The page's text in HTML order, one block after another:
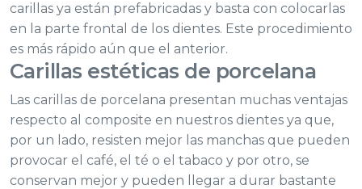
carillas ya están prefabricadas y basta con colocarlas
en la parte frontal de los dientes. Este procedimiento
es más rápido aún que el anterior.
Carillas estéticas de porcelana
Las carillas de porcelana presentan muchas ventajas
respecto al composite en nuestros dientes ya que,
por un lado, resisten mejor las manchas que pueden
provocar el café, el té o el tabaco y por otro, se
conservan mejor y pueden llegar a durar bastante